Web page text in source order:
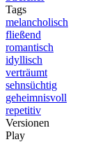
Tags
melancholisch
fließend
romantisch
idyllisch
verträumt
sehnsüchtig
geheimnisvoll
repetitiv
Versionen
Play